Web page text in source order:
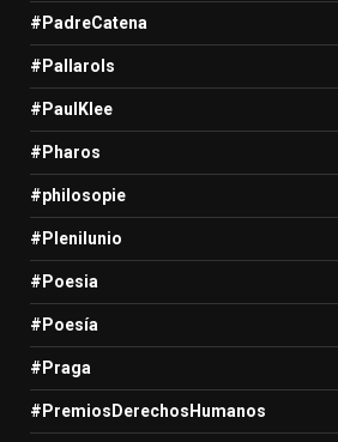
#PadreCatena
#Pallarols
#PaulKlee
#Pharos
#philosopie
#Plenilunio
#Poesia
#Poesía
#Praga
#PremiosDerechosHumanos